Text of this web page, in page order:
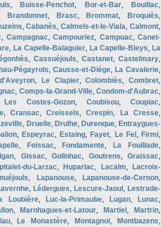
, Boisse-Penchot, Bor-et-Bar, Bouillac,
Brandonnet, Brasc, Brommat, Broquiès,
,Cabanès,Calmels-et-le-Viala,Calmont,
, Campagnac, Campouriez, Campuac, Canet-
, La Capelle-Balaguier, La Capelle-Bleys, La
, Cassuéjouls, Castanet, Castelmary,
Pégayrols, Causse-et-Diège, La Cavalerie,
, Le Clapier,Colombiès,Combret,
, Comps-la-Grand-Ville, Condom-d'Aubrac,
Les Costes-Gozon, Coubisou, Coupiac,
, Cransac,Creissels,Crespin, La Cresse,
, Druelle, Drulhe, Durenque, Entraygues-
, Espeyrac, Estaing, Fayet, Le Fel , Firmi,
, Foissac, Fondamente, La Fouillade,
, Gissac, Golinhac, Goutrens, Graissac,
du-Larzac, Huparlac, Lacalm,
Lacroix-
, Lapanouse, Lapanouse-de-Cernon,
, Lédergues, Lescure-Jaoul , Lestrade-
Loubière, Luc-la-Primaube, Lugan, Lunac,
, Marnhagues-et-Latour, Martiel , Martrin,
, Le Monastère, Montagnol , Montbazens,